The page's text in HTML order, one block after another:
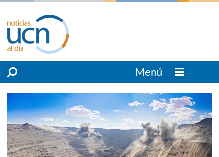
Menú